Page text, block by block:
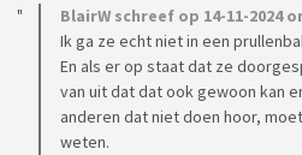
BlairW schreef op 14-11-2024
Ik ga ze echt niet in een
En als er op staat dat ze
van uit dat dat ook gewoon kan
anderen dat niet doen hoor,
weten.